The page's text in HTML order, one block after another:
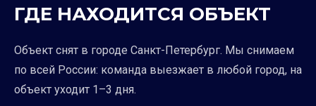
ГДЕ НАХОДИТСЯ ОБЪЕКТ
Объект снят в городе Санкт-Петербург. Мы снимаем
по всей России: команда выезжает в любой город, на
объект уходит 1–3 дня.